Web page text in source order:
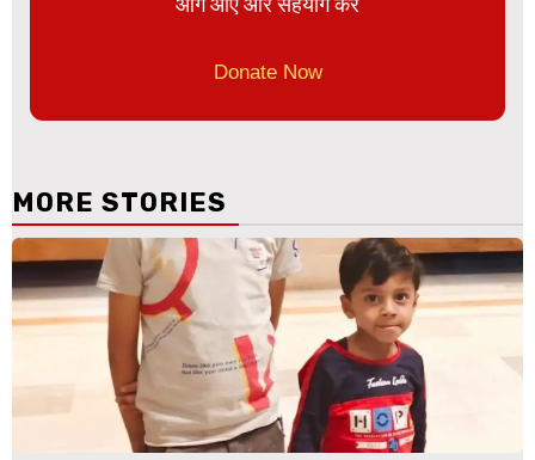
Donate Now
MORE STORIES